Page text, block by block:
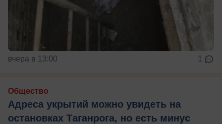
вчера в 13:00 1
Общество
Адреса укрытий можно увидеть на
остановках Таганрога, но есть минус